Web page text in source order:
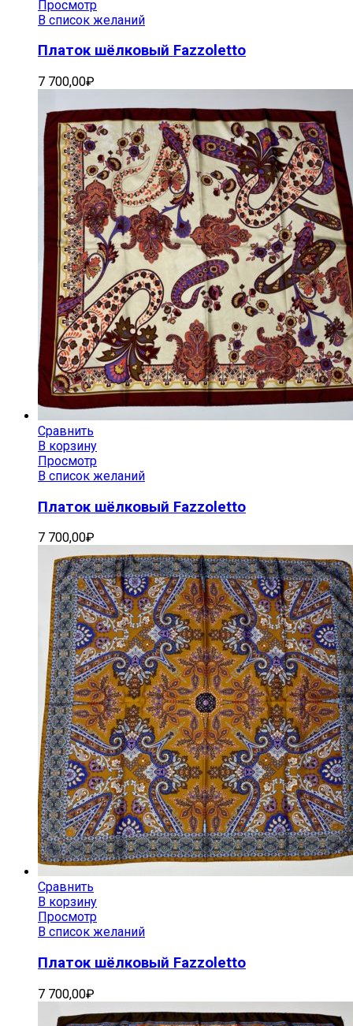
Просмотр
В список желаний
Платок шёлковый Fazzoletto
7 700,00₽
Сравнить
В корзину
Просмотр
В список желаний
Платок шёлковый Fazzoletto
7 700,00₽
Сравнить
В корзину
Просмотр
В список желаний
Платок шёлковый Fazzoletto
7 700,00₽